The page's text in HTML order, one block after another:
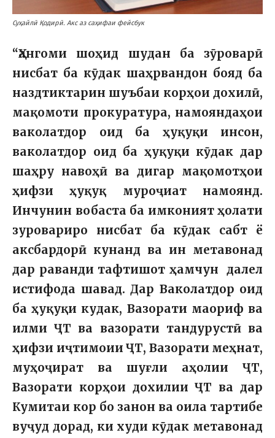
Суҳайлӣ Қодирӣ. Акс аз саҳифаи фейсбук
“Ҳангоми шоҳид шудан ба зӯроварӣ
нисбат ба кӯдак шаҳрвандон бояд ба
наздтиктарин шуъбаи корҳои дохилӣ,
мақомоти прокуратура, намояндаҳои
ваколатдор оид ба ҳуқуқи инсон,
ваколатдор оид ба ҳуқуқи кӯдак дар
шаҳру навоҳӣ ва дигар мақомотҳои
ҳифзи ҳуқуқ муроҷиат намоянд.
Инчунин вобаста ба имконият ҳолати
зуровариро нисбат ба кӯдак сабт ё
аксбардорӣ кунанд ва ин метавонад
дар раванди тафтишот ҳамчун далел
истифода шавад. Дар Ваколатдор оид
ба ҳуқуқи кудак, Вазорати маориф ва
илми ҶТ ва вазорати тандурустӣ ва
ҳифзи иҷтимоии ҶТ, Вазорати меҳнат,
муҳоҷират ва шуғли аҳолии ҶТ,
Вазорати корҳои дохилии ҶТ ва дар
Кумитаи кор бо занон ва оила тартибе
вуҷуд дорад, ки худи кӯдак метавонад